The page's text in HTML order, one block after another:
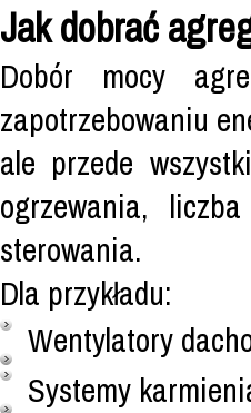
Jak dobrać
Dobór mocy
zapotrzebowaniu
ale przede
ogrzewania,
sterowania.
Dla przykładu:
Wentylatory
Systemy